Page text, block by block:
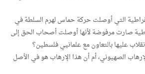
التي أوصلت حركة حماس لهرم السلطة في
صارت مرفوضة لأنها أوصلت أصحاب الحق إلى
عليها بالتعاون مع علمانيي فلسطين؟
الصهيوني، أم أن هذا الإرهاب هو في الأصل